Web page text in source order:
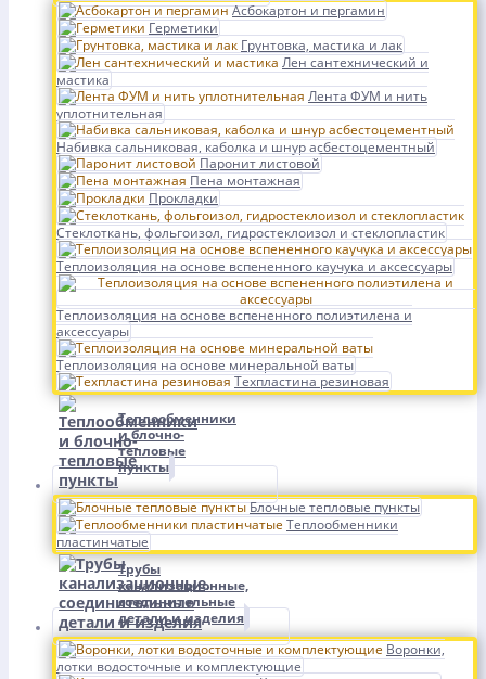
Асбокартон и пергамин
Герметики
Грунтовка, мастика и лак
Лен сантехнический и
мастика
Лента ФУМ и нить
уплотнительная
Набивка сальниковая, каболка и шнур асбестоцементный
Паронит листовой
Пена монтажная
Прокладки
Стеклоткань, фольгоизол, гидростеклоизол и стеклопластик
Теплоизоляция на основе вспененного каучука и аксессуары
Теплоизоляция на основе вспененного полиэтилена и
аксессуары
Теплоизоляция на основе минеральной ваты
Техпластина резиновая
Теплообменники
и блочно-
тепловые
пункты
Блочные тепловые пункты
Теплообменники
пластинчатые
Трубы
канализационные,
соединительные
детали и изделия
Воронки,
лотки водосточные и комплектующие